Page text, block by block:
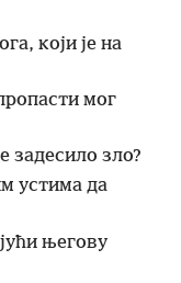
који је на
мог
задесило зло?
устима да
његову